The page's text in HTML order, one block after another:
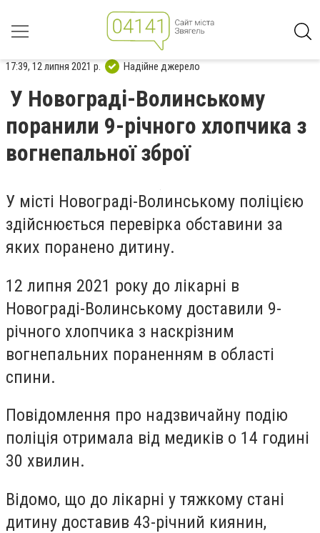
17:39, 12 липня 2021 р. Надійне джерело
У Новограді-Волинському
поранили 9-річного хлопчика з
вогнепальної зброї
У місті Новограді-Волинському поліцією
здійснюється перевірка обставини за
яких поранено дитину.
12 липня 2021 року до лікарні в
Новограді-Волинському доставили 9-
річного хлопчика з наскрізним
вогнепальних пораненням в області
спини.
Повідомлення про надзвичайну подію
поліція отримала від медиків о 14 годині
30 хвилин.
Відомо, що до лікарні у тяжкому стані
дитину доставив 43-річний киянин,